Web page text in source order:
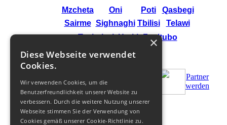
Mzcheta
Oni Poti
Qasbegi
Sairme Sighnaghi Tbilisi
Telawi
Tschakwi Ureki Zqaltubo
Bestellen Zus.Bedingungen
Partner
werden
© 2011-2026
×
Diese Webseite verwendet
Cookies.
Wir verwenden Cookies, um die
Benutzerfreundlichkeit unserer Website zu
verbessern. Durch die weitere Nutzung unserer
Webseite stimmen Sie der Verwendung von
Cookies gemäß unserer Cookie-Richtlinie zu.